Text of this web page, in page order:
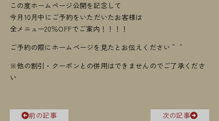
この度ホームページ公開を記念して
今月10月中にご予約をいただいたお客様は
全メニュー20％OFFでご案内！！！！
ご予約の際にホームページを見たとお伝えください＾＾
※他の割引・クーポンとの併用はできませんのでご了承くださ
い
前の記事 次の記事